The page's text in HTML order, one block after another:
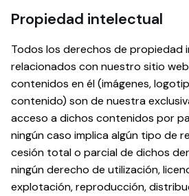
Propiedad intelectual
Todos los derechos de propiedad
relacionados con nuestro sitio
contenidos en él (imágenes,
contenido) son de nuestra
acceso a dichos contenidos por
ningún caso implica algún tipo de
cesión total o parcial de dichos
ningún derecho de utilización,
explotación, reproducción,